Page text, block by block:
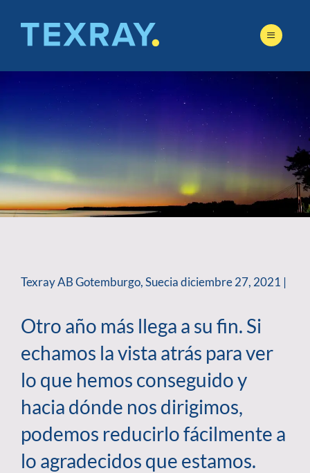
content
Texray AB Gotemburgo, Suecia diciembre 27, 2021 |
Otro año más llega a su fin. Si
echamos la vista atrás para ver
lo que hemos conseguido y
hacia dónde nos dirigimos,
podemos reducirlo fácilmente a
lo agradecidos que estamos.